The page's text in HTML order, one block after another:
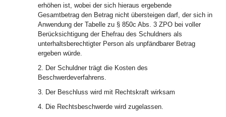
erhöhen ist, wobei der sich hieraus ergebende
Gesamtbetrag den Betrag nicht übersteigen darf, der sich in
Anwendung der Tabelle zu § 850c Abs. 3 ZPO bei voller
Berücksichtigung der Ehefrau des Schuldners als
unterhaltsberechtigter Person als unpfändbarer Betrag
ergeben würde.
2. Der Schuldner trägt die Kosten des
Beschwerdeverfahrens.
3. Der Beschluss wird mit Rechtskraft wirksam
4. Die Rechtsbeschwerde wird zugelassen.